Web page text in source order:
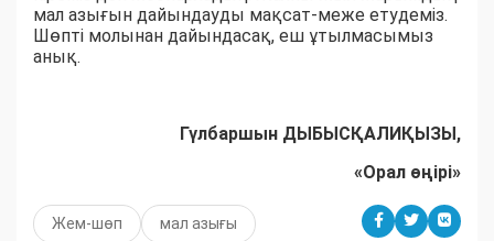
мал азығын дайындауды мақсат-меже етудеміз.
Шөпті молынан дайындасақ, еш ұтылмасымыз
анық.
Гүлбаршын ДЫБЫСҚАЛИҚЫЗЫ,
«Орал өңірі»
Жем-шөп мал азығы